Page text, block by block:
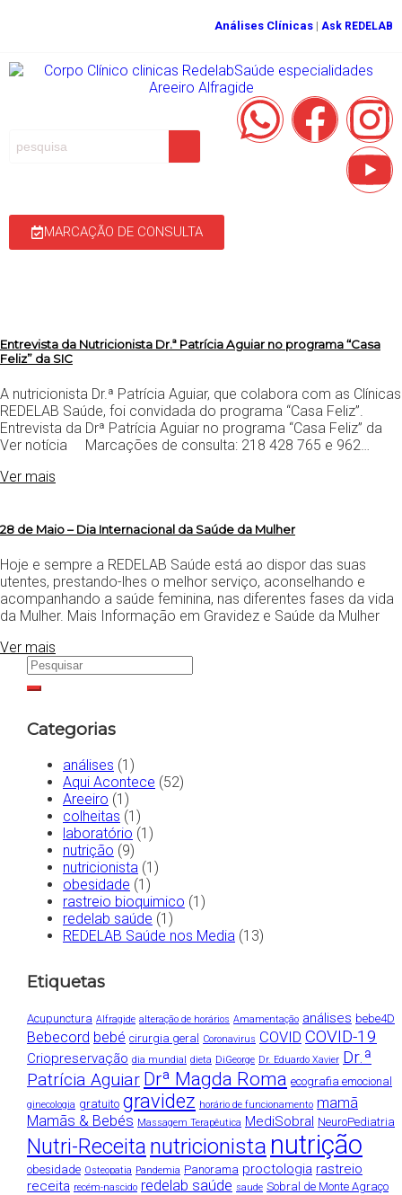
Análises Clínicas Ask REDELAB
MARCAÇÃO DE CONSULTA
Entrevista da Nutricionista Dr.ª Patrícia Aguiar no programa “Casa
Feliz” da SIC
A nutricionista Dr.ª Patrícia Aguiar, que colabora com as Clínicas
REDELAB Saúde, foi convidada do programa “Casa Feliz”.
Entrevista da Drª Patrícia Aguiar no programa “Casa Feliz” da
Ver notícia Marcações de consulta: 218 428 765 e 962…
Ver mais
28 de Maio – Dia Internacional da Saúde da Mulher
Hoje e sempre a REDELAB Saúde está ao dispor das suas
utentes, prestando-lhes o melhor serviço, aconselhando e
acompanhando a saúde feminina, nas diferentes fases da vida
da Mulher. Mais Informação em Gravidez e Saúde da Mulher
Ver mais
Categorias
análises (1)
Aqui Acontece (52)
Areeiro (1)
colheitas (1)
laboratório (1)
nutrição (9)
nutricionista (1)
obesidade (1)
rastreio bioquimico (1)
redelab saúde (1)
REDELAB Saúde nos Media (13)
Etiquetas
Acupunctura Alfragide alteração de horários Amamentação análises bebe4D
Bebecord bebé cirurgia geral Coronavirus COVID COVID-19
Criopreservação dia mundial dieta DiGeorge Dr. Eduardo Xavier Dr.ª
Patrícia Aguiar Drª Magda Roma ecografia emocional
ginecologia gratuito gravidez horário de funcionamento mamã
Mamãs & Bebés Massagem Terapêutica MediSobral NeuroPediatria
Nutri-Receita nutricionista nutrição
obesidade Osteopatia Pandemia Panorama proctologia rastreio
receita recém-nascido redelab saúde saude Sobral de Monte Agraço